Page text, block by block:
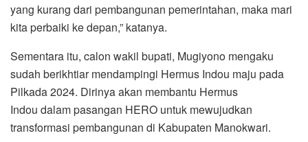
yang kurang dari pembangunan pemerintahan, maka mari
kita perbaiki ke depan,” katanya.
Sementara itu, calon wakil bupati, Mugiyono mengaku
sudah berikhtiar mendampingi Hermus Indou maju pada
Pilkada 2024. Dirinya akan membantu Hermus
Indou dalam pasangan HERO untuk mewujudkan
transformasi pembangunan di Kabupaten Manokwari.